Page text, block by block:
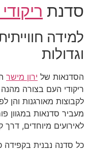
סדנת
למידה
וגדולות
הסדנאות של ירון מישר
ריקודי העם בצורה
לקבוצות מאורגנות והן
מעביר סדנאות במגוון
לאירועים מיוחדים, דרך
כל סדנה נבנית